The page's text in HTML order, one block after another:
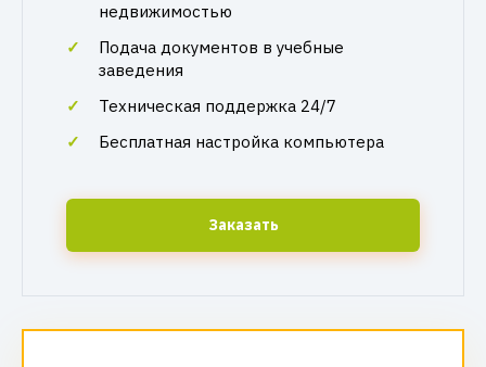
недвижимостью
Подача документов в учебные
заведения
Техническая поддержка 24/7
Бесплатная настройка компьютера
Заказать